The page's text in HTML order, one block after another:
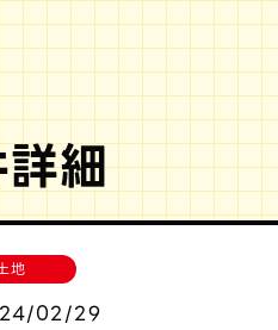
細
地
02/29